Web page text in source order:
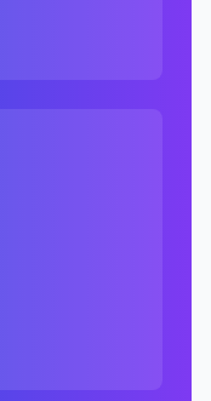
果的有效方式，
并增加搜索可见
同时获得潜在的
排名，但它们可
性。
解竞争对手的策
位置。
率。
信息。
果中的可见度。
作。
，通知搜索引擎
索引擎资源只是
新URL。
客户端端保持请
客户端保持请求
的重定向，不如
。
的页面。
定向页面。
A指向B，B指向
和页面浏览的跟
会话与多页会话
的比例，考虑了
留时间，只考虑
现。
的优势和劣势。
的威胁。
争对手。
问题。
用户体验。
户体验和排名。
站被标记为不安
动操作处罚。
价值且引人入
浏览量和会话深
的兴趣和参与
、内容更改、链
。
尚未覆盖的主
达给非技术人员
易。
减少决策中的主
优化措施。
面和回答式内
。
流量，但也意味
词的难度。
示竞争度。
计。
JavaScript生成
面。
性指标（如
来源的质量。
权威性。
你的网站的主题
置（如内容内、
、BuzzSumo。
。
量。
。
面浏览量。
如内容质量、相
主要的有机搜索
靠前的网站。
参与者。
争度和转化价值。